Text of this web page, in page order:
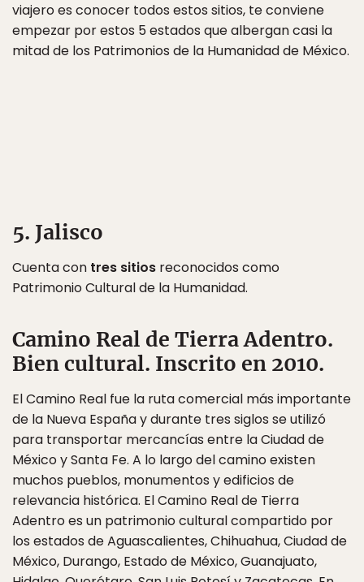
viajero es conocer todos estos sitios, te conviene
empezar por estos 5 estados que albergan casi la
mitad de los Patrimonios de la Humanidad de México.
5. Jalisco
Cuenta con tres sitios reconocidos como
Patrimonio Cultural de la Humanidad.
Camino Real de Tierra Adentro.
Bien cultural. Inscrito en 2010.
El Camino Real fue la ruta comercial más importante
de la Nueva España y durante tres siglos se utilizó
para transportar mercancías entre la Ciudad de
México y Santa Fe. A lo largo del camino existen
muchos pueblos, monumentos y edificios de
relevancia histórica. El Camino Real de Tierra
Adentro es un patrimonio cultural compartido por
los estados de Aguascalientes, Chihuahua, Ciudad de
México, Durango, Estado de México, Guanajuato,